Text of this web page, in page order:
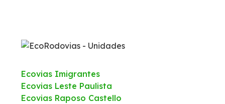
Combate a foco de incêndio
Ecovias Imigrantes
Ecovias Leste Paulista
Ecovias Raposo Castello